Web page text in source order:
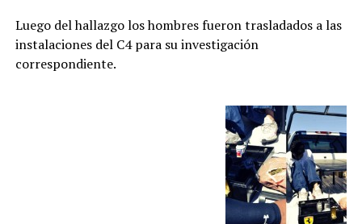
Luego del hallazgo los hombres fueron trasladados a las
instalaciones del C4 para su investigación
correspondiente.